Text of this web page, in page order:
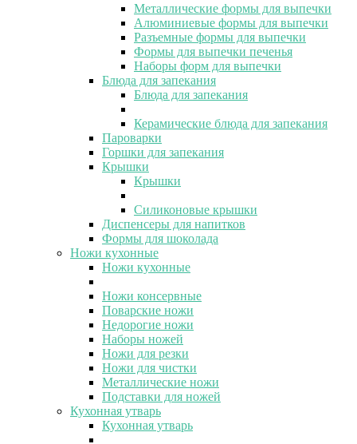
Металлические формы для выпечки
Алюминиевые формы для выпечки
Разъемные формы для выпечки
Формы для выпечки печенья
Наборы форм для выпечки
Блюда для запекания
Блюда для запекания
Керамические блюда для запекания
Пароварки
Горшки для запекания
Крышки
Крышки
Силиконовые крышки
Диспенсеры для напитков
Формы для шоколада
Ножи кухонные
Ножи кухонные
Ножи консервные
Поварские ножи
Недорогие ножи
Наборы ножей
Ножи для резки
Ножи для чистки
Металлические ножи
Подставки для ножей
Кухонная утварь
Кухонная утварь